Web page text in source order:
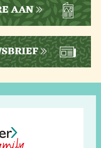
AAN